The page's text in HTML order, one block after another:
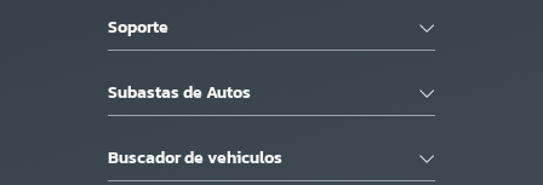
Soporte
Subastas de Autos
Buscador de vehiculos